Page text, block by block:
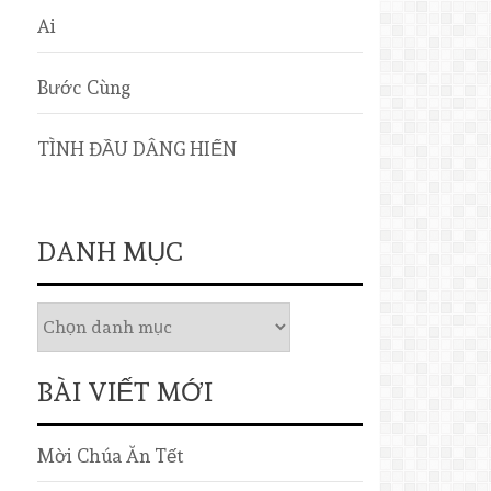
Ai
Bước Cùng
TÌNH ĐẦU DÂNG HIẾN
DANH MỤC
BÀI VIẾT MỚI
Mời Chúa Ăn Tết